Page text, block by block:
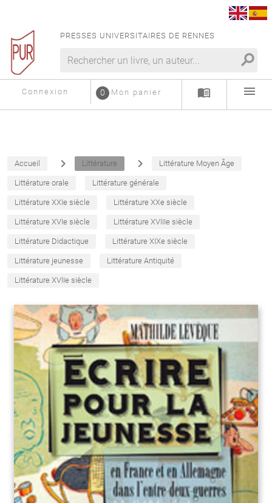
PRESSES UNIVERSITAIRES DE RENNES
search
Connexion Mon panier
0 menu_book menu
Accueil navigate_next Littérature navigate_next Littérature Moyen Âge
Littérature orale Littérature générale
Littérature XXIe siècle Littérature XXe siècle
Littérature XVIe siècle Littérature XVIIIe siècle
Littérature Didactique Littérature XIXe siècle
Littérature jeunesse Littérature Antiquité
Littérature XVIIe siècle